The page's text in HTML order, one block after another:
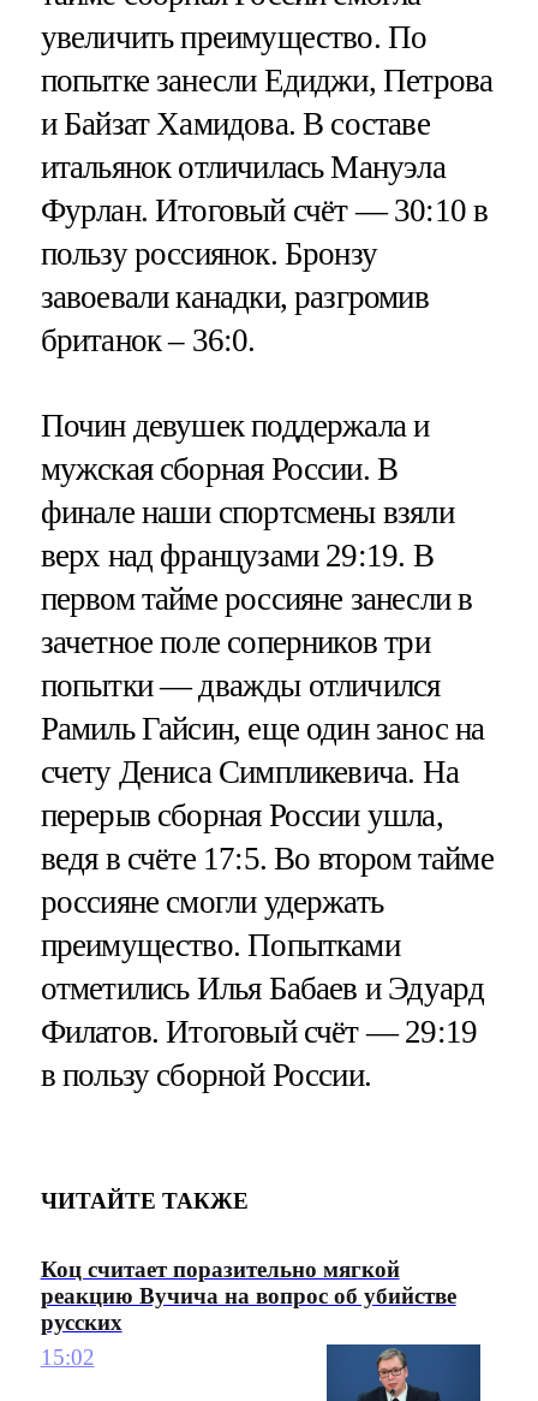
увеличить преимущество. По
попытке занесли Едиджи, Петрова
и Байзат Хамидова. В составе
итальянок отличилась Мануэла
Фурлан. Итоговый счёт — 30:10 в
пользу россиянок. Бронзу
завоевали канадки, разгромив
британок – 36:0.
Почин девушек поддержала и
мужская сборная России. В
финале наши спортсмены взяли
верх над французами 29:19. В
первом тайме россияне занесли в
зачетное поле соперников три
попытки — дважды отличился
Рамиль Гайсин, еще один занос на
счету Дениса Симпликевича. На
перерыв сборная России ушла,
ведя в счёте 17:5. Во втором тайме
россияне смогли удержать
преимущество. Попытками
отметились Илья Бабаев и Эдуард
Филатов. Итоговый счёт — 29:19
в пользу сборной России.
ЧИТАЙТЕ ТАКЖЕ
Коц считает поразительно мягкой
реакцию Вучича на вопрос об убийстве
русских
15:02